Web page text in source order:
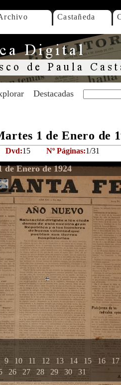
Castañeda
Destacadas
1 de Enero de
Dvd:15 Nº Páginas:1/31
Enero de 1924
9 10 11 12 13 14 15 16
17
26 27 28 29 30 31